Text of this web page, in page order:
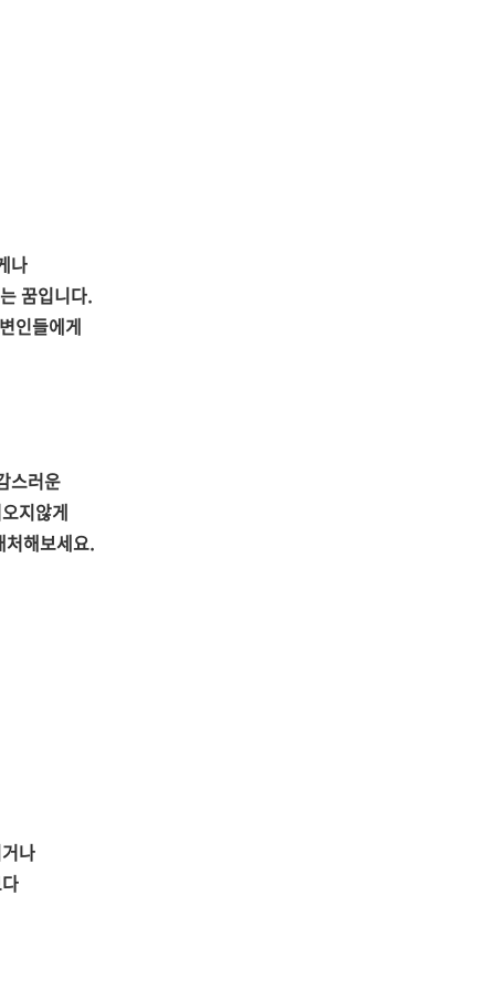
나
꿈입니다.
인들에게
스러운
지않게
처해보세요.
나